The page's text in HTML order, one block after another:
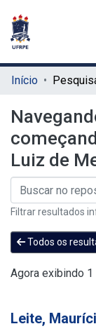
Início
Luiz de
Filtrar resultados
Todos os
Agora exibindo 1
Leite,